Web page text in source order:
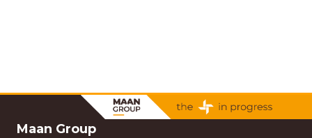
Maan Group